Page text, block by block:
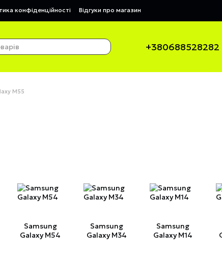
конфіденційності
Відгуки про магазин
+380688528282
M55
Samsung
Galaxy M54
Samsung
Galaxy M34
Samsung
Galaxy M14